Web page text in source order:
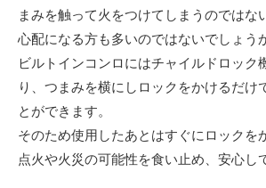
まみを触って火をつけてしまうのではな
心配になる方も多いのではないでしょう
ビルトインコンロにはチャイルドロック
り、つまみを横にしロックをかけるだけ
とができます。
そのため使用したあとはすぐにロックを
点火や火災の可能性を食い止め、安心し